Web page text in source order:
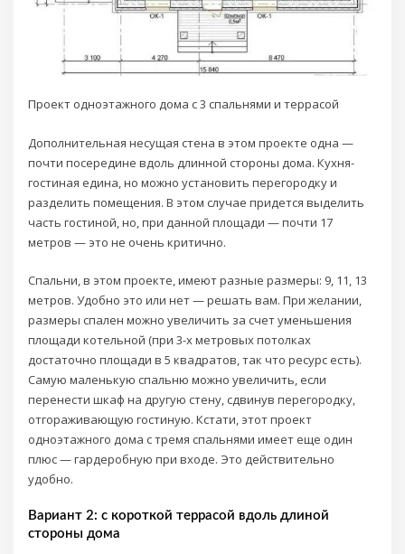
Проект одноэтажного дома с 3 спальнями и террасой
Дополнительная несущая стена в этом проекте одна —
почти посередине вдоль длинной стороны дома. Кухня-
гостиная едина, но можно установить перегородку и
разделить помещения. В этом случае придется выделить
часть гостиной, но, при данной площади — почти 17
метров — это не очень критично.
Спальни, в этом проекте, имеют разные размеры: 9, 11, 13
метров. Удобно это или нет — решать вам. При желании,
размеры спален можно увеличить за счет уменьшения
площади котельной (при 3-х метровых потолках
достаточно площади в 5 квадратов, так что ресурс есть).
Самую маленькую спальню можно увеличить, если
перенести шкаф на другую стену, сдвинув перегородку,
отгораживающую гостиную. Кстати, этот проект
одноэтажного дома с тремя спальнями имеет еще один
плюс — гардеробную при входе. Это действительно
удобно.
Вариант 2: с короткой террасой вдоль длиной
стороны дома